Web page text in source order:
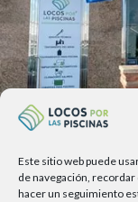
Este sitio web puede
de navegación,
hacer un seguimiento
Av. del Sol, 2, local 6,
29740 Torre del Mar,